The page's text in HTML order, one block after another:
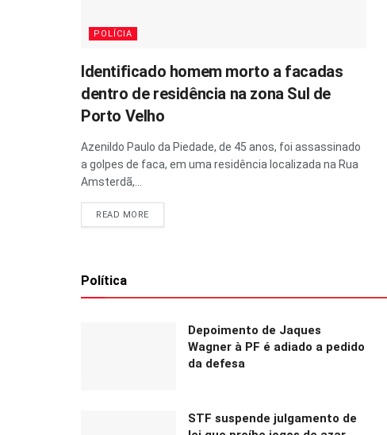
POLÍCIA
Identificado homem morto a facadas
dentro de residência na zona Sul de
Porto Velho
Azenildo Paulo da Piedade, de 45 anos, foi assassinado
a golpes de faca, em uma residência localizada na Rua
Amsterdã,...
READ MORE
Política
Depoimento de Jaques
Wagner à PF é adiado a pedido
da defesa
STF suspende julgamento de